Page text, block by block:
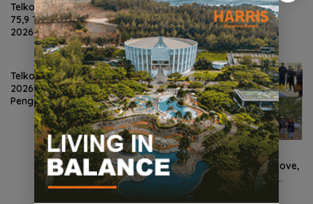
Telkom Catat Pendapatan Rp
75,9 Triliun di Semester I
2026, Bisnis Seluler dan Data
Jadi Motor Pertumbuhan
Telkom Raih Lestari Award
2026 Berkat Program
Pengembangan Talenta
Pemimpin Digital
Ascott Indonesia
Tanam 2.100 Bibit Mangrove,
Batam Jadi Bagian Aksi
Konservasi Nasional